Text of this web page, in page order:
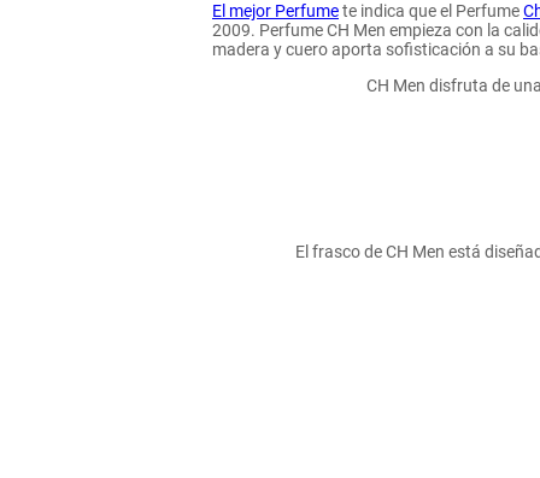
El mejor Perfumete indica que el Perfume
2009. Perfume CH Men empieza con la
madera y cuero aporta sofisticación a su
CH Men disfruta de
El frasco de CH Men está